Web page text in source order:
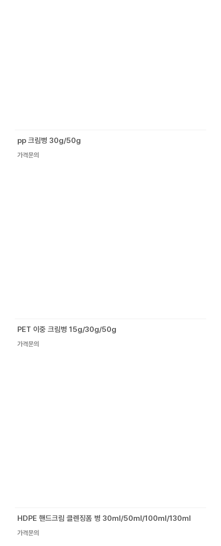
pp 크림병 30g/50g
가격문의
PET 이중 크림병 15g/30g/50g
가격문의
HDPE 핸드크림 클렌징폼 병 30ml/50ml/100ml/130ml
가격문의